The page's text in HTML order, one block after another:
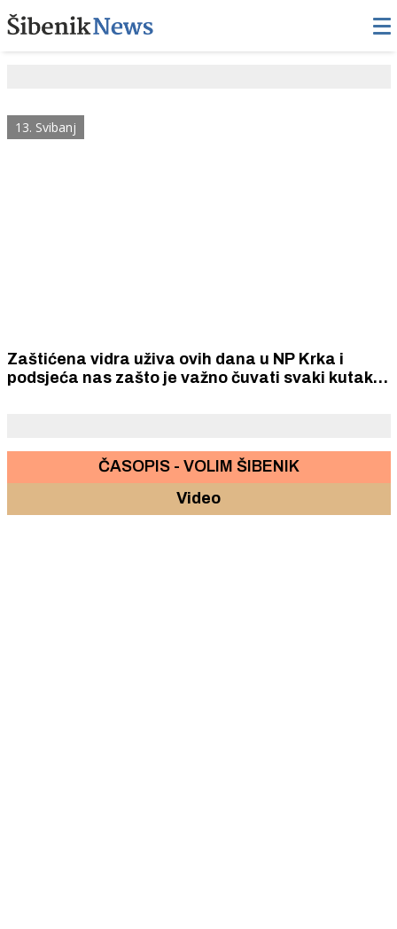
13. Svibanj
Zaštićena vidra uživa ovih dana u NP Krka i
podsjeća nas zašto je važno čuvati svaki kutak
ČASOPIS - VOLIM ŠIBENIK
Video